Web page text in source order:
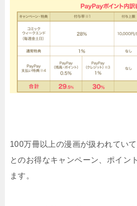
100万冊以上の漫画が扱われてい
とのお得なキャンペーン、ポイン
ます。